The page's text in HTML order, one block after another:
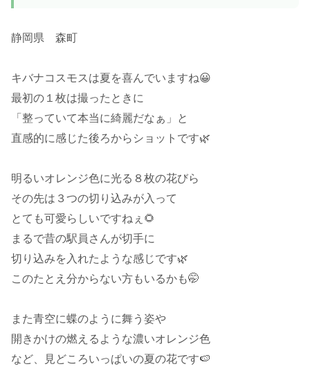
静岡県 森町
キバナコスモスは夏を喜んでいますね😀
最初の１枚は撮ったときに
「整っていて本当に綺麗だなぁ」と
直感的に感じた後ろからショットです🌿
明るいオレンジ色に光る８枚の花びら
その先は３つの切り込みが入って
とても可愛らしいですねぇ🌻
まるで昔の駅員さんが切手に
切り込みを入れたような感じです🌿
このたとえ分からない方もいるかも🤭
また青空に蝶のように舞う姿や
開きかけの燃えるような濃いオレンジ色
など、見どころいっぱいの夏の花です🍉